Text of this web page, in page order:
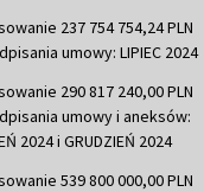
237 754 754,24 PLN
umowy: LIPIEC 2024
290 817 240,00 PLN
umowy i aneksów:
2024 i GRUDZIEŃ 2024
539 800 000,00 PLN